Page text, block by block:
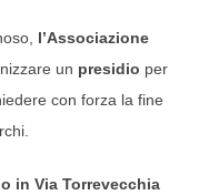
l’Associazione
un presidio per
con forza la fine
in Via Torrevecchia